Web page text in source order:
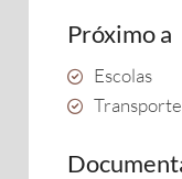
Próximo a
Escolas